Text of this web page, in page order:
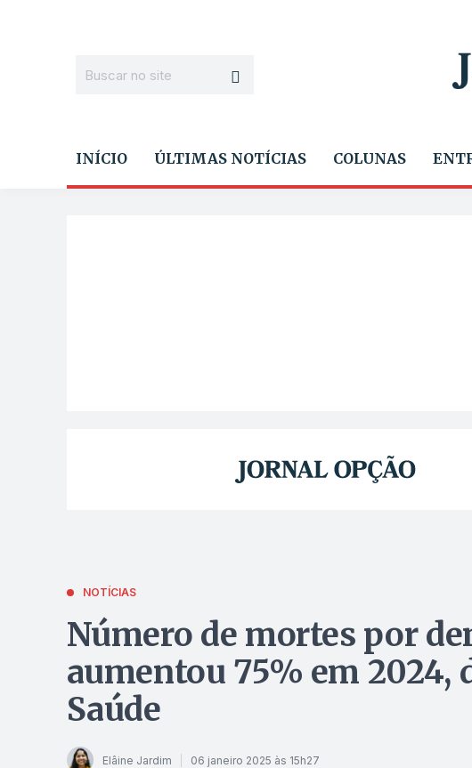
INÍCIO ÚLTIMAS NOTÍCIAS COLUNAS
NOTÍCIAS
Número de mortes por
aumentou 75% em
Saúde
Elâine Jardim 06 janeiro 2025 às 15h27